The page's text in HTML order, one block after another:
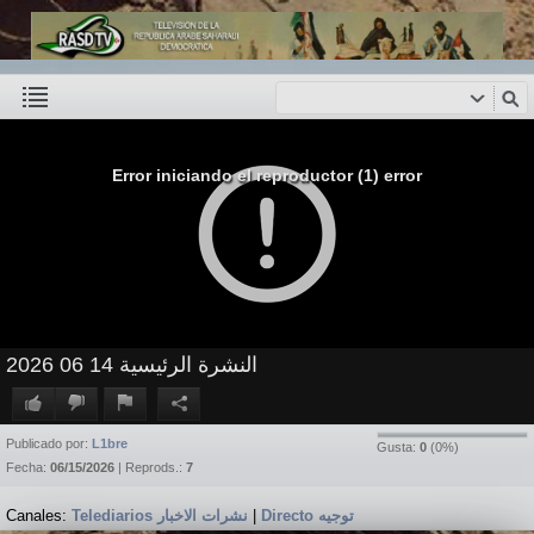
Error iniciando el reproductor (1) error
النشرة الرئيسية 14 06 2026
Gusta: 0 (0%)
Publicado por: L1bre
Fecha: 06/15/2026 | Reprods.: 7
Canales: Telediarios نشرات الاخبار Directo توجيه